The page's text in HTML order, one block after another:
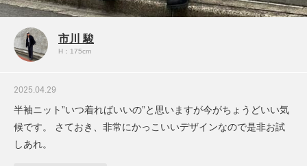
市川 駿
H：175cm
2025.04.29
半袖ニット”いつ着ればいいの”と思いますが今がちょうどいい気
候です。 さておき、非常にかっこいいデザインなので是非お試
しあれ。